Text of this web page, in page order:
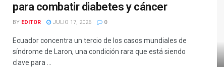
para combatir diabetes y cáncer
BY EDITOR JULIO 17, 2026 0
Ecuador concentra un tercio de los casos mundiales de
síndrome de Laron, una condición rara que está siendo
clave para ...